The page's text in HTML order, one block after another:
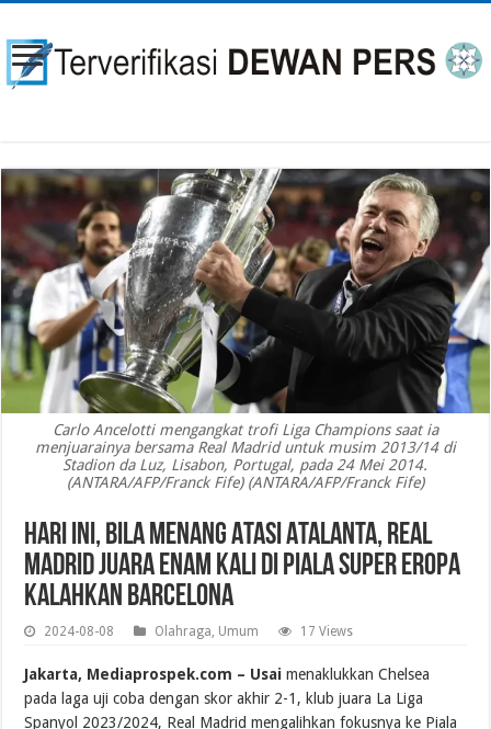
Carlo Ancelotti mengangkat trofi Liga Champions saat ia
menjuarainya bersama Real Madrid untuk musim 2013/14 di
Stadion da Luz, Lisabon, Portugal, pada 24 Mei 2014.
(ANTARA/AFP/Franck Fife) (ANTARA/AFP/Franck Fife)
Hari Ini, Bila Menang Atasi Atalanta, Real
Madrid Juara Enam Kali di Piala Super Eropa
Kalahkan Barcelona
2024-08-08 Olahraga Umum 17 Views
Jakarta, Mediaprospek.com – Usai menaklukkan Chelsea
pada laga uji coba dengan skor akhir 2-1, klub juara La Liga
Spanyol 2023/2024, Real Madrid mengalihkan fokusnya ke Piala